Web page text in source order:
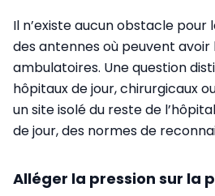
Il n’existe aucun obstacle pour
des antennes où peuvent
ambulatoires. Une question
hôpitaux de jour, chirurgicaux
un site isolé du reste de
de jour, des normes de
Alléger la pression sur la